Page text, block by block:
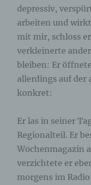
depressiv,
arbeiten und
mit mir, schloss
verkleinerte
bleiben: Er
allerdings auf der
konkret:
Er las in seiner
Regionalteil. Er
Wochenmagazin
verzichtete er
morgens im
freiwilliger Angabe
dient dem für die
dazu, der
Leistungen
Sache nur
werden können.
Möglichkeit frei,
angegebenen
jederzeit
Datenbestand des
Der für die
jeder betroffenen
Auskunft darüber,
Daten über die
Ferner berichtigt
Verarbeitung